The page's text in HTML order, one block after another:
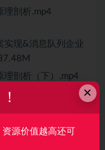
理剖析.mp4
实现&消息队列企业
剖析（下）.mp4
实践 （下）.mp4
×
源价值越高还可